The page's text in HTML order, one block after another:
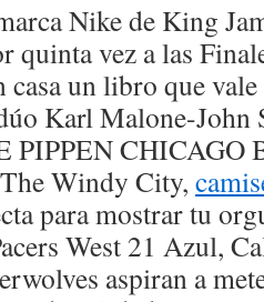
Nike de King
quinta vez a las
casa un libro que
Karl Malone-
PIPPEN CHICAGO
Windy City,
para mostrar tu
West 21 Azul,
aspiran a